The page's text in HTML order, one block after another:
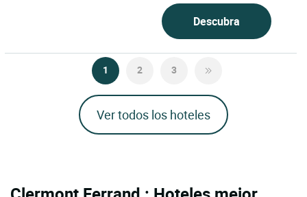
Descubra
1 2 3
Ver todos los hoteles